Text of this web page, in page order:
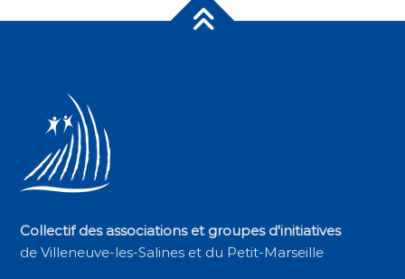
Collectif des associations et groupes d'initiatives
de Villeneuve-les-Salines et du Petit-Marseille